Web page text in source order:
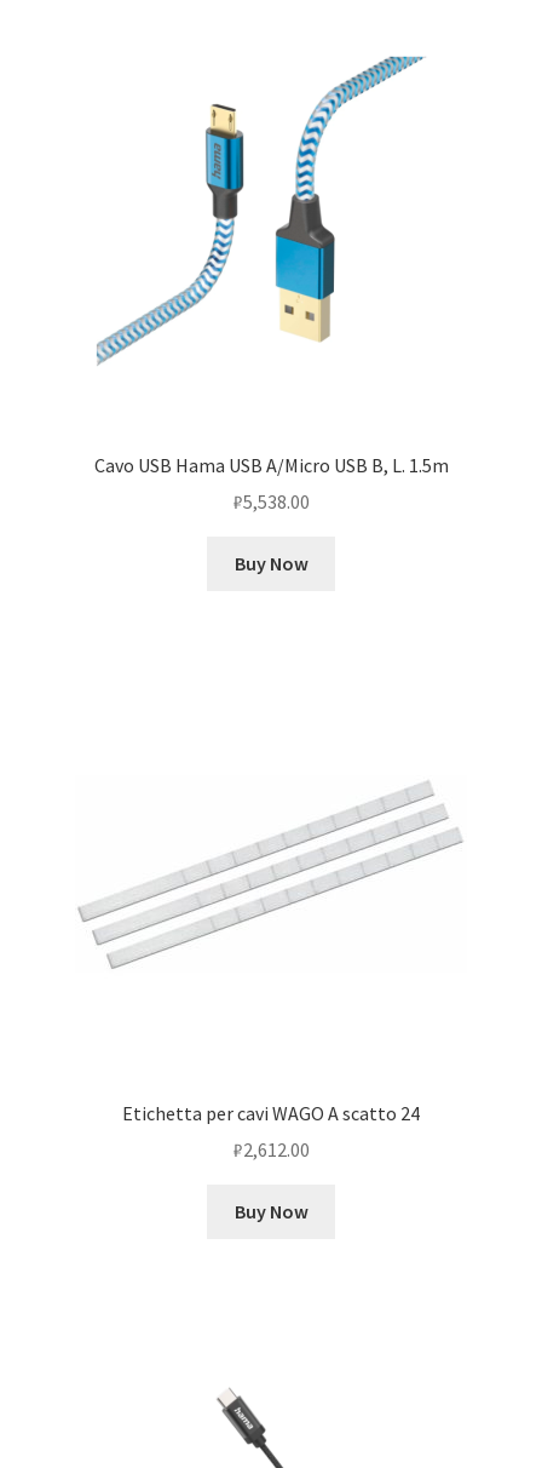
Cavo USB Hama USB A/Micro USB B, L. 1.5m
₽5,538.00
Buy Now
Etichetta per cavi WAGO A scatto 24
₽2,612.00
Buy Now